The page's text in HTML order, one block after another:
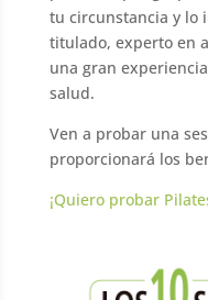
tu circunstancia y lo
titulado, experto en
una gran
salud.
Ven a probar una
proporcionará los
¡Quiero probar